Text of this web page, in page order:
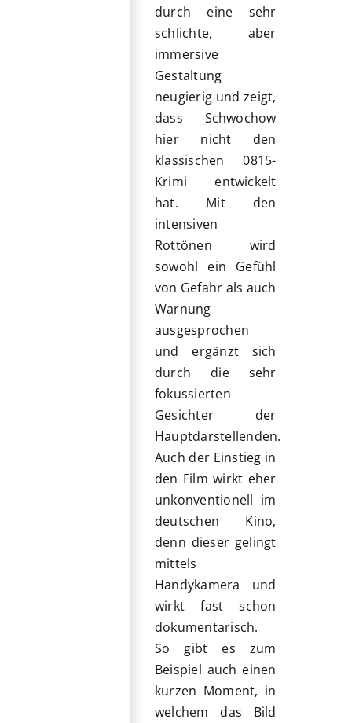
durch eine sehr
schlichte, aber
immersive
Gestaltung
neugierig und zeigt,
dass Schwochow
hier nicht den
klassischen 0815-
Krimi entwickelt
hat. Mit den
intensiven
Rottönen wird
sowohl ein Gefühl
von Gefahr als auch
Warnung
ausgesprochen
und ergänzt sich
durch die sehr
fokussierten
Gesichter der
Hauptdarstellenden.
Auch der Einstieg in
den Film wirkt eher
unkonventionell im
deutschen Kino,
denn dieser gelingt
mittels
Handykamera und
wirkt fast schon
dokumentarisch.
So gibt es zum
Beispiel auch einen
kurzen Moment, in
welchem das Bild